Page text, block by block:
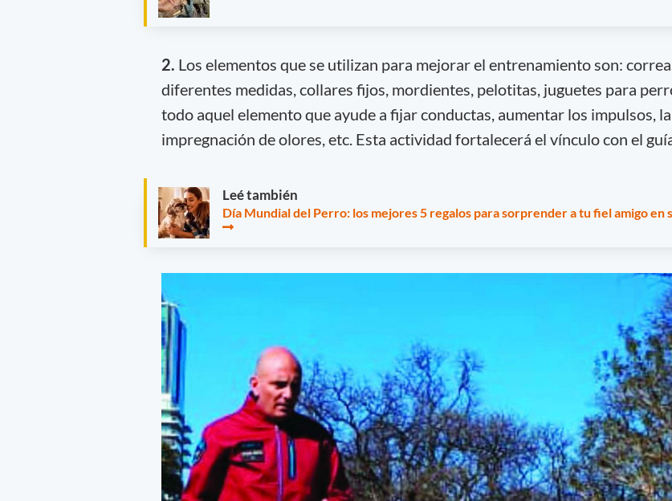
2. Los elementos que se utilizan para mejorar el entrenamiento son:
diferentes medidas, collares fijos, mordientes, pelotitas, juguetes para
todo aquel elemento que ayude a fijar conductas, aumentar los impulsos, la
impregnación de olores, etc. Esta actividad fortalecerá el vínculo con el
Leé también
Día Mundial del Perro: los mejores 5 regalos para sorprender a tu fiel amigo en